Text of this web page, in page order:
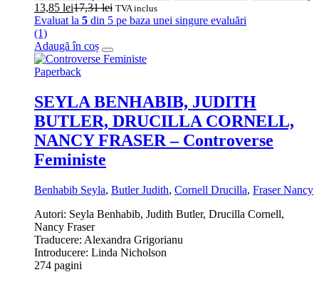
13,85 lei17,31lei TVA inclus
Evaluat la 5 din 5 pe baza unei singure evaluări
(1)
Adaugă în coș
Paperback
SEYLA BENHABIB, JUDITH
BUTLER, DRUCILLA CORNELL,
NANCY FRASER – Controverse
Feministe
Benhabib Seyla, Butler Judith, Cornell Drucilla, Fraser Nancy
Autori: Seyla Benhabib, Judith Butler, Drucilla Cornell,
Nancy Fraser
Traducere: Alexandra Grigorianu
Introducere: Linda Nicholson
274 pagini